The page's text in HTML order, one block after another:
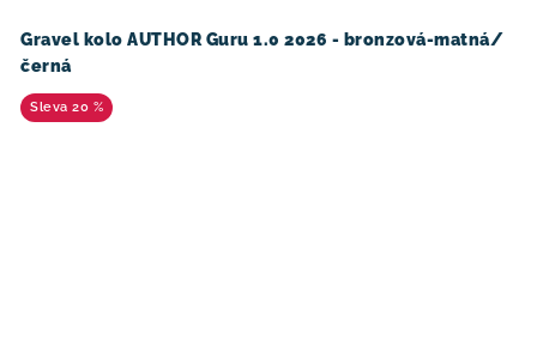
Gravel kolo AUTHOR Guru 1.0 2026 - bronzová-matná/
černá
20 %